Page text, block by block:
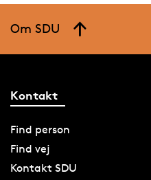
Om SDU
Kontakt
Find person
Find vej
Kontakt SDU